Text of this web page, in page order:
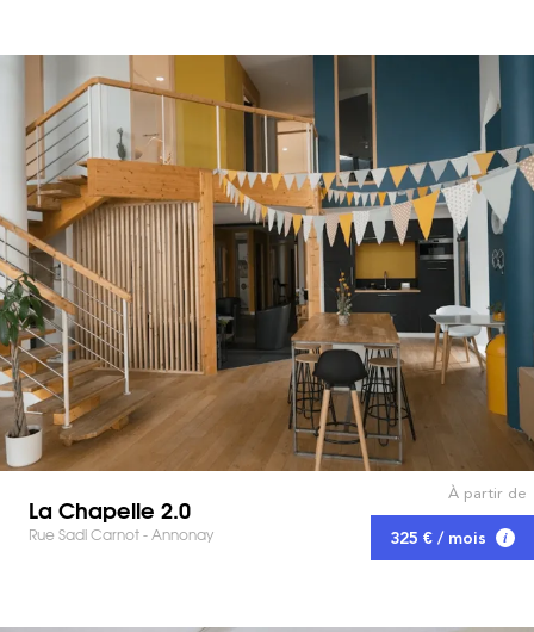
La Chapelle 2.0
Rue Sadi Carnot - Annonay
À partir de
325 € / mois